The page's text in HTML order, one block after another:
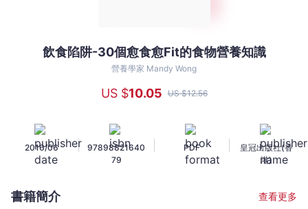
的
飲食陷阱-30個愈食愈Fit的食物營養知識
營養學家 Mandy Wong
US $10.05 US $12.56
2016/06 |
97898821640
79
PDF
皇冠出版社(香
港)
書籍簡介 查看更多